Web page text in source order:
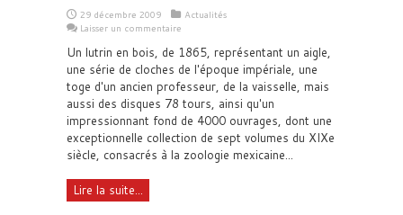
29 décembre 2009
Actualités
Laisser un commentaire
Un lutrin en bois, de 1865, représentant un aigle,
une série de cloches de l'époque impériale, une
toge d'un ancien professeur, de la vaisselle, mais
aussi des disques 78 tours, ainsi qu'un
impressionnant fond de 4000 ouvrages, dont une
exceptionnelle collection de sept volumes du XIXe
siècle, consacrés à la zoologie mexicaine...
Lire la suite...